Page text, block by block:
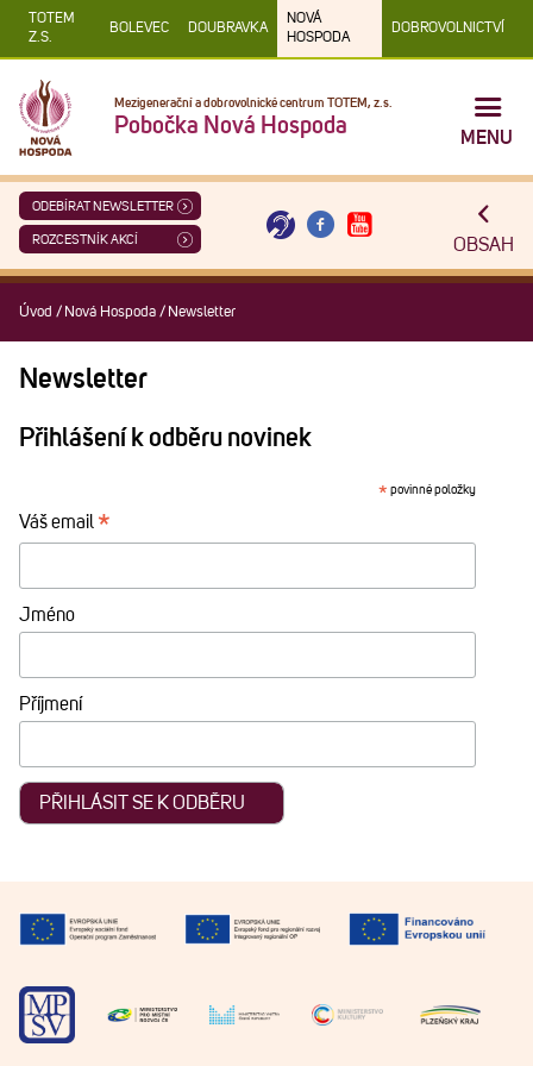
TOTEM
Z.S.
BOLEVEC DOUBRAVKA
NOVÁ
HOSPODA
DOBROVOLNICTVÍ
Mezigenerační a dobrovolnické centrum TOTEM, z.s.
Pobočka Nová Hospoda
MENU
ODEBÍRAT NEWSLETTER
ROZCESTNÍK AKCÍ OBSAH
Úvod / Nová Hospoda / Newsletter
Newsletter
Přihlášení k odběru novinek
* povinné položky
Váš email *
Jméno
Příjmení